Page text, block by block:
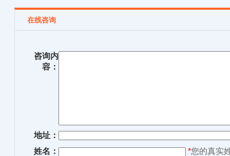
在线咨询
咨询内
容：
地址：
姓名：
*您的真实